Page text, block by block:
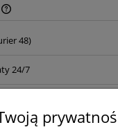
ewentualnych kosztów
48)
24/7